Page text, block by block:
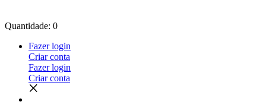
Quantidade: 0
Fazer login
Criar conta
Fazer login
Criar conta